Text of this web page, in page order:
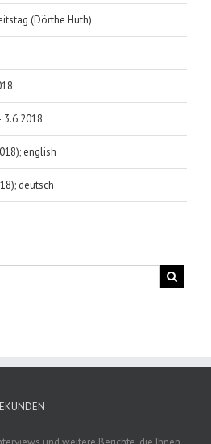
(Dörthe Huth)
3.6.2018
english
deutsch